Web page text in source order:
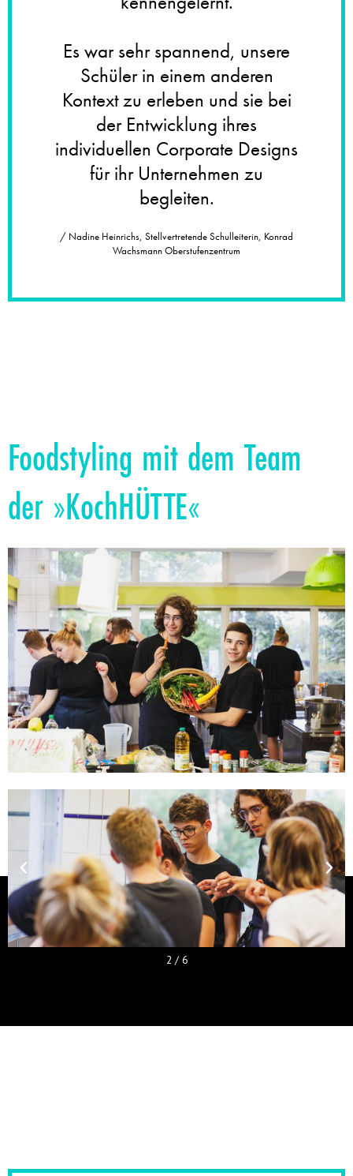
Es war sehr spannend, unsere
Schüler in einem anderen
Kontext zu erleben und sie bei
der Entwicklung ihres
individuellen Corporate Designs
für ihr Unternehmen zu
begleiten.
/ Nadine Heinrichs, Stellvertretende Schulleiterin, Konrad
Wachsmann Oberstufenzentrum
Foodstyling mit dem Team
der »KochHÜTTE«
2 / 6